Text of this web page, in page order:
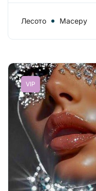
Лесото Масеру
VIP